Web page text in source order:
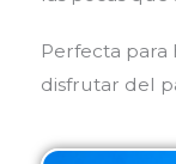
Perfecta para
disfrutar del